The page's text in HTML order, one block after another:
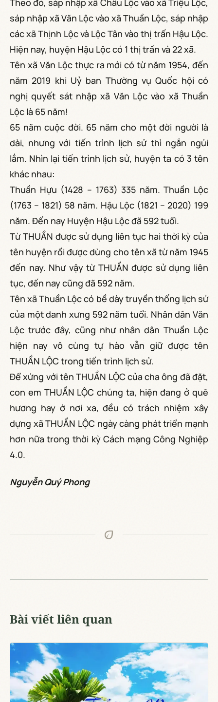
sáp nhập xã Văn Lộc vào xã Thuần Lộc, sáp nhập
các xã Thịnh Lộc và Lộc Tân vào thị trấn Hậu Lộc.
Hiện nay, huyện Hậu Lộc có 1 thị trấn và 22 xã.
Tên xã Văn Lộc thực ra mới có từ năm 1954, đến
năm 2019 khi Uỷ ban Thường vụ Quốc hội có
nghị quyết sát nhập xã Văn Lộc vào xã Thuần
Lộc là 65 năm!
65 năm cuộc đời. 65 năm cho một đời người là
dài, nhưng với tiến trình lịch sử thì ngắn ngủi
lắm. Nhìn lại tiến trình lịch sử, huyện ta có 3 tên
khác nhau:
Thuần Hựu (1428 – 1763) 335 năm. Thuần Lộc
(1763 – 1821) 58 năm. Hậu Lộc (1821 – 2020) 199
năm. Đến nay Huyện Hậu Lộc đã 592 tuổi.
Từ THUẦN được sử dụng liên tục hai thời kỳ của
tên huyện rồi được dùng cho tên xã từ năm 1945
đến nay. Như vậy từ THUẦN được sử dụng liên
tục, đến nay cũng đã 592 năm.
Tên xã Thuần Lộc có bề dày truyền thống lịch sử
của một danh xưng 592 năm tuổi. Nhân dân Văn
Lộc trước đây, cũng như nhân dân Thuần Lộc
hiện nay vô cùng tự hào vẫn giữ được tên
THUẦN LỘC trong tiến trình lịch sử.
Để xứng với tên THUẦN LỘC của cha ông đã đặt,
con em THUẦN LỘC chúng ta, hiện đang ở quê
hương hay ở nơi xa, đều có trách nhiệm xây
dựng xã THUẦN LỘC ngày càng phát triển mạnh
hơn nữa trong thời kỳ Cách mạng Công Nghiệp
4.0.
Nguyễn Quý Phong
eco
Bài viết liên quan